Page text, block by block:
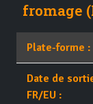
fromage
Plate-forme :
Date de
FR/EU :